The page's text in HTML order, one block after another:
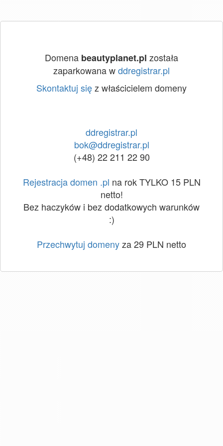
Domena beautyplanet.pl została
zaparkowana wddregistrar.pl
Skontaktuj sięz właścicielem domeny
ddregistrar.pl
bok@ddregistrar.pl
(+48) 22 211 22 90
Rejestracja domen .pl na rok TYLKO 15 PLN
netto!
Bez haczyków i bez dodatkowych warunków
:)
Przechwytuj domenyza 29 PLN netto